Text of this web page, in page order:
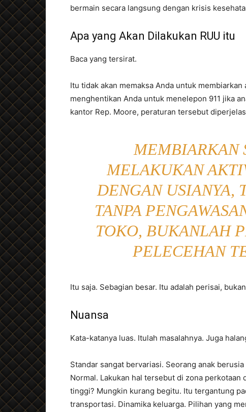
bermain secara langsung dengan krisis
Apa yang Akan Dilakukan RUU itu
Baca yang tersirat.
Itu tidak akan memaksa Anda untuk
menghentikan Anda untuk menelepon 911 jika
kantor Rep. Moore, peraturan tersebut
MEMBIARKAN
MELAKUKAN
DENGAN USIANYA,
TANPA
TOKO, BUKANLAH
PELECEHAN
Itu saja. Sebagian besar. Itu adalah perisai,
Nuansa
Kata-katanya luas. Itulah masalahnya. Juga
Standar sangat bervariasi. Seorang anak
Normal. Lakukan hal tersebut di zona
tinggi? Mungkin kurang begitu. Itu tergantung
transportasi. Dinamika keluarga. Pilihan yang